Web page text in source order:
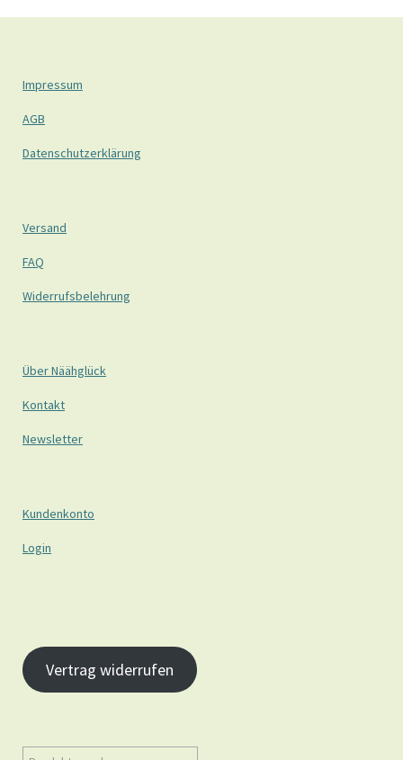
Impressum
AGB
Datenschutzerklärung
Versand
FAQ
Widerrufsbelehrung
Über Näähglück
Kontakt
Newsletter
Kundenkonto
Login
Vertrag widerrufen